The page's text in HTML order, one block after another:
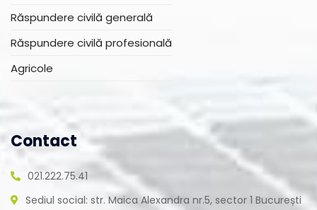
Răspundere civilă generală
Răspundere civilă profesională
Agricole
Contact
021.222.75.41
Sediul social: str. Maica Alexandra nr.5, sector 1 București